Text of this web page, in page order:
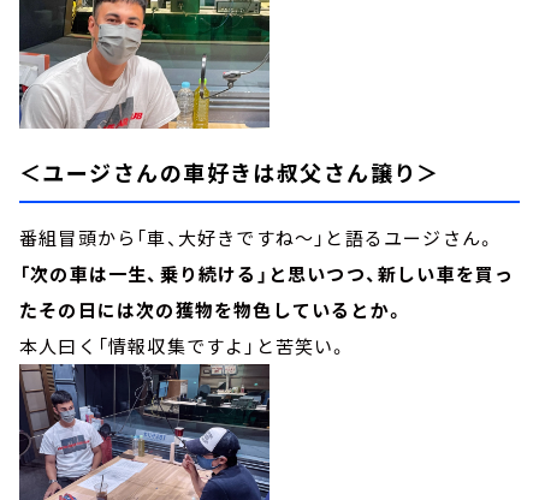
＜ユージさんの車好きは叔父さん譲り＞
番組冒頭から「車、大好きですね～」と語るユージさん。
「次の車は一生、乗り続ける」と思いつつ、新しい車を買っ
たその日には次の獲物を物色しているとか。
本人曰く「情報収集ですよ」と苦笑い。